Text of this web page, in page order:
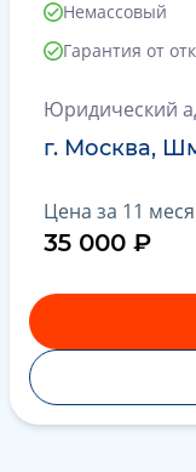
Немассовый
Гарантия от
Юридический
г. Москва,
Цена за 11
35 000 ₽